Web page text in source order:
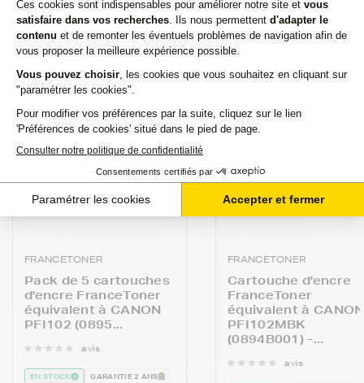
Commandez avant 12h pour une expédition aujourd’hui !
(hors Week-end et férié)
FRANCETONER
Pack de 5 cartouches
d'encre FranceToner
équivalent à CANON
PFI102 (0895...
avis
EN STOCK GARANTIE 2 ANS
FRANCETONER
Cartouche d'encre
FranceToner
équivalent à CANON
PFI102MBK
(0894B001) -...
avis